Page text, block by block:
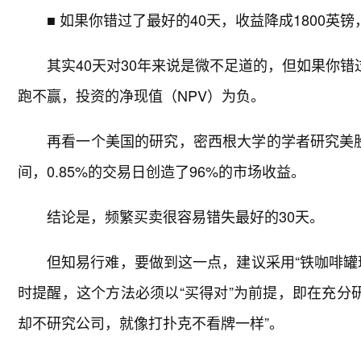
■ 如果你错过了最好的40天，收益降成1800英
其实40天对30年来说是微不足道的，但如果你
跑不赢，投资的净现值（NPV）为负。
再看一个美国的研究，密西根大学的学者研究
间，0.85%的交易日创造了96%的市场收益。
结论是，频繁买卖很容易错失最好的30天。
但知易行难，要做到这一点，建议采用“铁咖啡
时提醒，这个方法必须以“买得对”为前提，即在充
却不研究公司，就像打扑克不看牌一样”。